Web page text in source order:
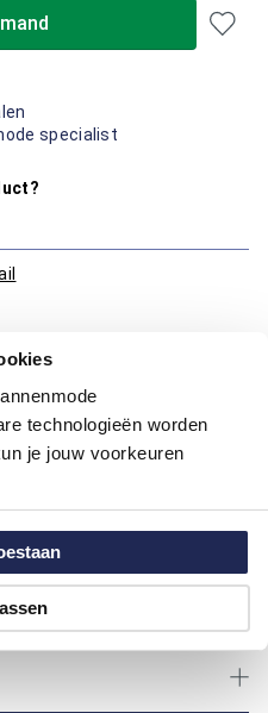
technologieën worden
je jouw voorkeuren
specialist
34/30